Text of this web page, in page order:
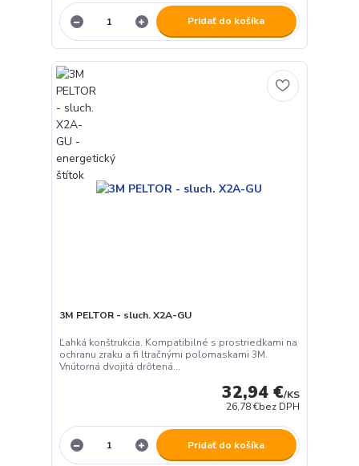
Pridať do košíka
3M PELTOR - sluch. X2A-GU
Ľahká konštrukcia. Kompatibilné s prostriedkami na
ochranu zraku a fi ltračnými polomaskami 3M.
Vnútorná dvojitá drôtená...
32,94 €/KS
26,78 €bez DPH
Pridať do košíka